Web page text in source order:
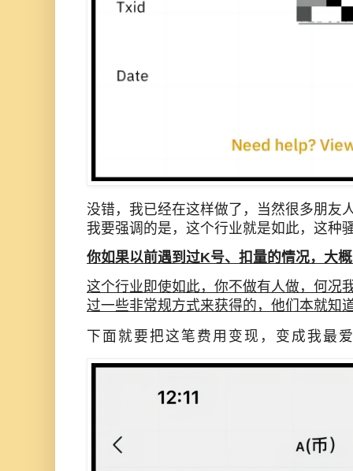
没错，我已经在这样做了，当然很多朋友
我要强调的是，这个行业就是如此，这种
你如果以前遇到过K号、扣量的情况，大
这个行业即使如此，你不做有人做，何况
过一些非常规方式来获得的，他们本就知
下面就要把这笔费用变现，变成我最